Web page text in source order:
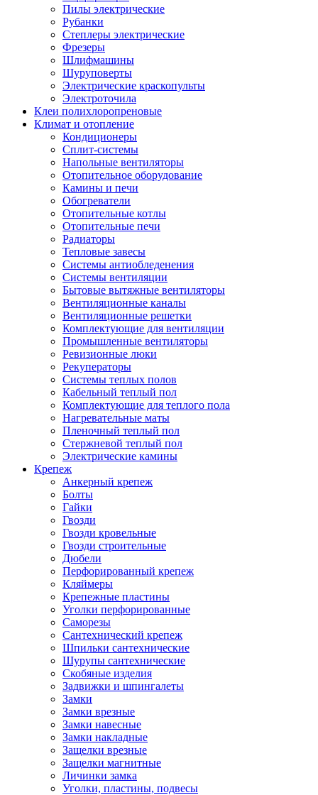
Пилы электрические
Рубанки
Степлеры электрические
Фрезеры
Шлифмашины
Шуруповерты
Электрические краскопульты
Электроточила
Клеи полихлоропреновые
Климат и отопление
Кондиционеры
Сплит-системы
Напольные вентиляторы
Отопительное оборудование
Камины и печи
Обогреватели
Отопительные котлы
Отопительные печи
Радиаторы
Тепловые завесы
Системы антиобледенения
Системы вентиляции
Бытовые вытяжные вентиляторы
Вентиляционные каналы
Вентиляционные решетки
Комплектующие для вентиляции
Промышленные вентиляторы
Ревизионные люки
Рекуператоры
Системы теплых полов
Кабельный теплый пол
Комплектующие для теплого пола
Нагревательные маты
Пленочный теплый пол
Стержневой теплый пол
Электрические камины
Крепеж
Анкерный крепеж
Болты
Гайки
Гвозди
Гвозди кровельные
Гвозди строительные
Дюбели
Перфорированный крепеж
Кляймеры
Крепежные пластины
Уголки перфорированные
Саморезы
Сантехнический крепеж
Шпильки сантехнические
Шурупы сантехнические
Скобяные изделия
Задвижки и шпингалеты
Замки
Замки врезные
Замки навесные
Замки накладные
Защелки врезные
Защелки магнитные
Личинки замка
Уголки, пластины, подвесы